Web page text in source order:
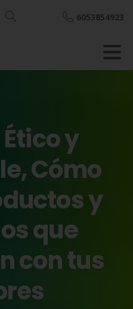
Buscar
6053854923
Éticoy
Cómo
y
que
contus